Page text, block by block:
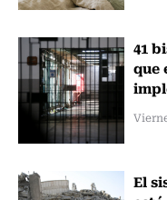
41
que
El